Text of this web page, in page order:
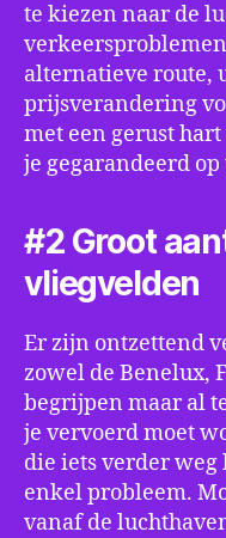
te kiezen naar de
alternatieve route,
prijsverandering
met een gerust
je gegarandeerd
#2 Groot
vliegvelden
Er zijn ontzettend
zowel de Benelux,
begrijpen maar al
je vervoerd moet
die iets verder weg
enkel probleem.
vanaf de